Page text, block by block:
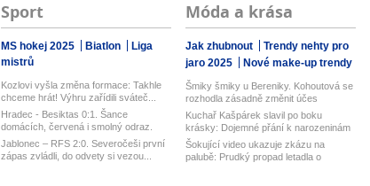
Sport
MS hokej 2025 Biatlon
Liga
mistrů
Kozlovi vyšla změna formace: Takhle
chceme hrát! Výhru zařídili sváteč...
Hradec - Besiktas 0:1. Šance
domácích, červená i smolný odraz.
Votroci...
Jablonec – RFS 2:0. Severočeši první
zápas zvládli, do odvety si vezou...
Móda a krása
Jak zhubnout
Trendy nehty pro
jaro 2025
Nové make-up trendy
Šmiky šmiky u Bereniky. Kohoutová se
rozhodla zásadně změnit účes
Kuchař Kašpárek slavil po boku
krásky: Dojemné přání k narozeninám
Šokující video ukazuje zkázu na
palubě: Prudký propad letadla o